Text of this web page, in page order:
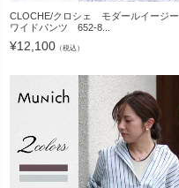
CLOCHE/クロシェ モダールイージー
ワイドパンツ 652-8...
¥12,100 （税込）